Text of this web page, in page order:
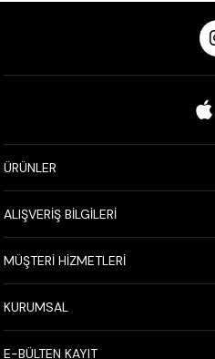
ÜRÜNLER
ALIŞVERİŞ BİLGİLERİ
MÜŞTERİ HİZMETLERİ
KURUMSAL
E-BÜLTEN KAYIT